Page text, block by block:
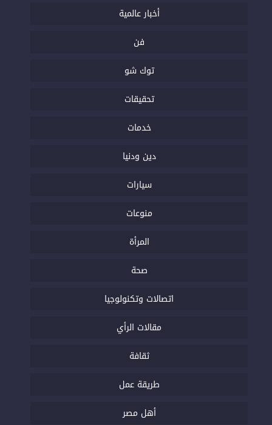
أخبار عالمية
فن
توك شو
تحقيقات
خدمات
دين ودنيا
سيارات
منوعات
المرأة
صحة
اتصالات وتكنولوجيا
مقالات الرأي
ثقافة
طريقة عمل
أهل مصر